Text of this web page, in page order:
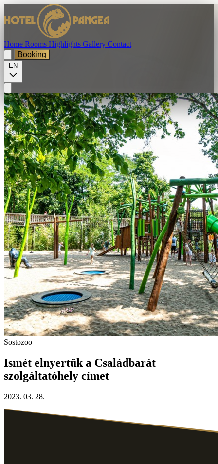
Home Rooms Highlights Gallery Contact
Booking
EN
Sostozoo
Ismét elnyertük a Családbarát
szolgáltatóhely címet
2023. 03. 28.